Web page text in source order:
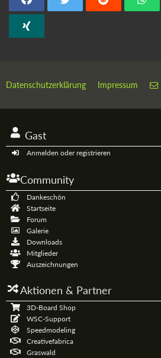
Datenschutzerklärung Impressum
Gast
Anmelden oder registrieren
Community
Dankeschön
Startseite
Forum
Galerie
Downloads
Mitglieder
Auszeichnungen
Aktionen & Partner
3D-Board Shop
WSC-Support
Speedmodeling
Creativefabrica
Graswald